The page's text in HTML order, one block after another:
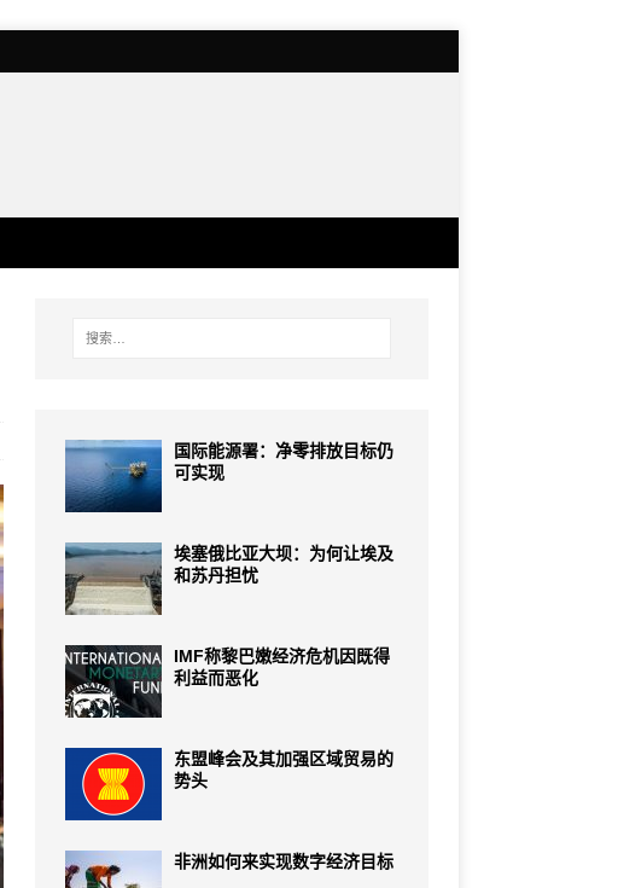
国际能源署：净零排放目标仍
可实现
埃塞俄比亚大坝：为何让埃及
和苏丹担忧
IMF称黎巴嫩经济危机因既得
利益而恶化
东盟峰会及其加强区域贸易的
势头
非洲如何来实现数字经济目标